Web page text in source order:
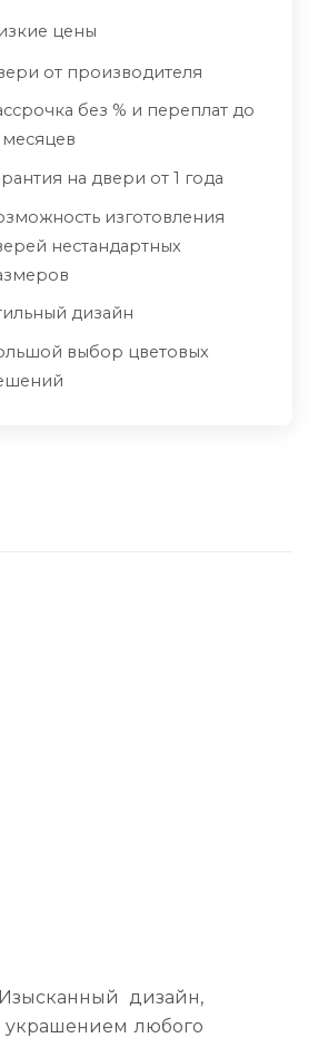
цены
от производителя
без % и переплат до
месяцев
на двери от 1 года
изготовления
нестандартных
дизайн
выбор цветовых
дизайн,
украшением любого